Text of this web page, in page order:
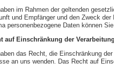
im Rahmen der geltenden
und Empfänger und den Zweck
personenbezogene Daten können
auf Einschränkung der Verarbeitung
das Recht, die Einschränkung
an uns wenden. Das Recht auf